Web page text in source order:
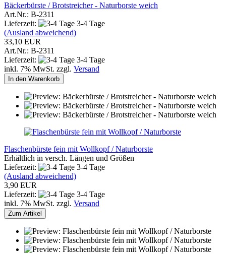
Bäckerbürste / Brotstreicher - Naturborste weich
Art.Nr.: B-2311
Lieferzeit:
3-4 Tage
(Ausland abweichend)
33,10 EUR
Art.Nr.: B-2311
Lieferzeit:
3-4 Tage
inkl. 7% MwSt. zzgl. Versand
In den Warenkorb
Flaschenbürste fein mit Wollkopf / Naturborste
Erhältlich in versch. Längen und Größen
Lieferzeit:
3-4 Tage
(Ausland abweichend)
3,90 EUR
Lieferzeit:
3-4 Tage
inkl. 7% MwSt. zzgl. Versand
Zum Artikel